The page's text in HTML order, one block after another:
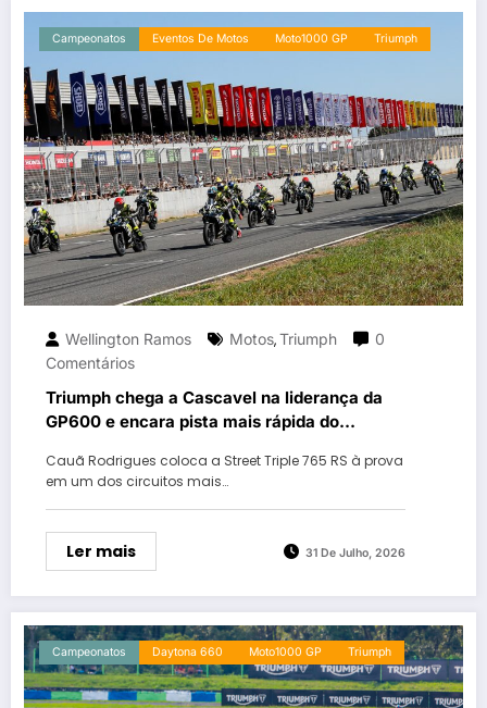
Campeonatos Eventos De Motos Moto1000 GP Triumph
Wellington Ramos Motos,Triumph
0
Comentários
Triumph chega a Cascavel na liderança da
GP600 e encara pista mais rápida do
Cauã Rodrigues coloca a Street Triple 765 RS à prova
em um dos circuitos mais…
Ler mais 31 De Julho, 2026
Campeonatos Daytona 660 Moto1000 GP Triumph